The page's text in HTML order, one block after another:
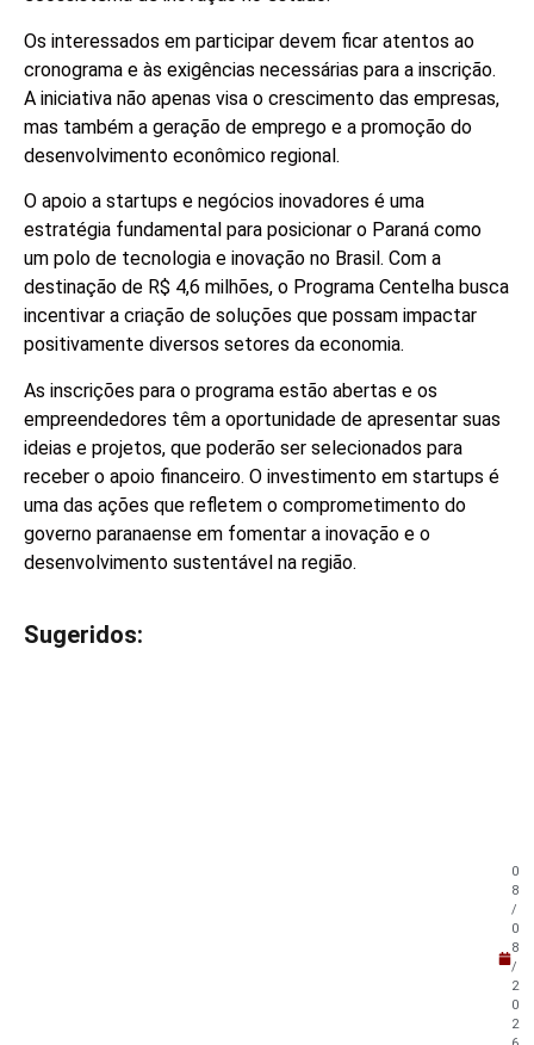
Os interessados em participar devem ficar atentos ao
cronograma e às exigências necessárias para a inscrição.
A iniciativa não apenas visa o crescimento das empresas,
mas também a geração de emprego e a promoção do
desenvolvimento econômico regional.
O apoio a startups e negócios inovadores é uma
estratégia fundamental para posicionar o Paraná como
um polo de tecnologia e inovação no Brasil. Com a
destinação de R$ 4,6 milhões, o Programa Centelha busca
incentivar a criação de soluções que possam impactar
positivamente diversos setores da economia.
As inscrições para o programa estão abertas e os
empreendedores têm a oportunidade de apresentar suas
ideias e projetos, que poderão ser selecionados para
receber o apoio financeiro. O investimento em startups é
uma das ações que refletem o comprometimento do
governo paranaense em fomentar a inovação e o
desenvolvimento sustentável na região.
Sugeridos:
0
8
/
0
8
/
2
0
2